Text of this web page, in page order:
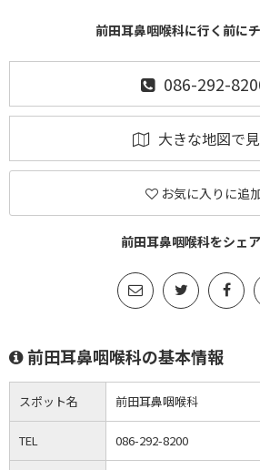
前田耳鼻咽喉科に行く前に
086-292-
大きな地図で
お気に入りに追
前田耳鼻咽喉科をシェ
前田耳鼻咽喉科の基本情報
スポット名 前田耳鼻咽喉科
TEL 086-292-8200